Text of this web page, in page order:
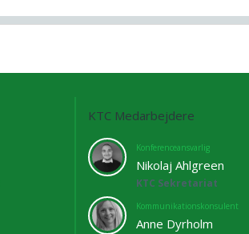
KTC Medarbejdere
Konferenceansvarlig
Nikolaj Ahlgreen
KTC Sekretariat
Kommunikationskonsulent
Anne Dyrholm